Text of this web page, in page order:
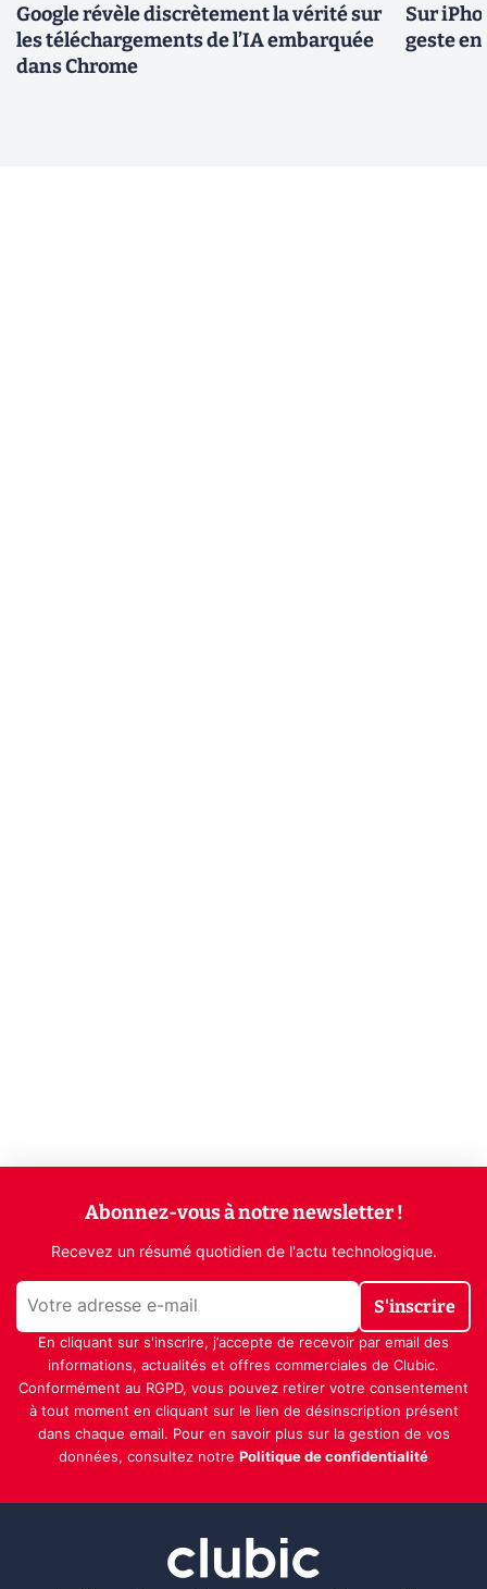
Google révèle discrètement la vérité sur
les téléchargements de l’IA embarquée
dans Chrome
Sur
geste
Abonnez-vous à notre newsletter !
Recevez un résumé quotidien de l'actu technologique.
S'inscrire
En cliquant sur s'inscrire, j’accepte de recevoir par email des
informations, actualités et offres commerciales de Clubic.
Conformément au RGPD, vous pouvez retirer votre consentement
à tout moment en cliquant sur le lien de désinscription présent
dans chaque email. Pour en savoir plus sur la gestion de vos
données, consultez notre Politique de confidentialité